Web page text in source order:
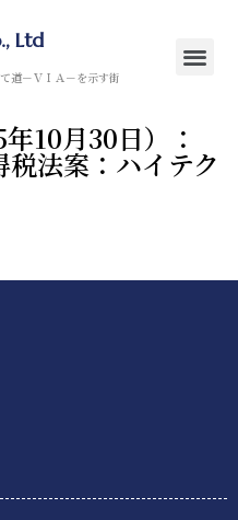
Ltd
道－ＶＩＡ－を示す街
10月30日）：
法案：ハイテク